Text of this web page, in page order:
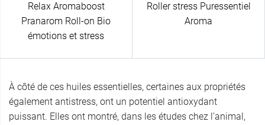
Relax Aromaboost
Pranarom Roll-on Bio
émotions et stress
Roller stress Puressentiel
Aroma
À côté de ces huiles essentielles, certaines aux propriétés
également antistress, ont un potentiel antioxydant
puissant. Elles ont montré, dans les études chez l’animal,